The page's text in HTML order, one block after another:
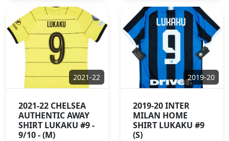
2021-22
2021-22 CHELSEA
AUTHENTIC AWAY
SHIRT LUKAKU #9 -
9/10 - (M)
2019-20
2019-20 INTER
MILAN HOME
SHIRT LUKAKU #9
(S)